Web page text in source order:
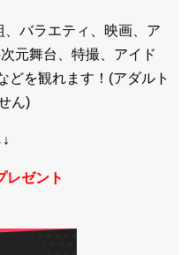
バラエティ、映画、ア
元舞台、特撮、アイド
どを観れます！(アダルト
ん)
レゼント